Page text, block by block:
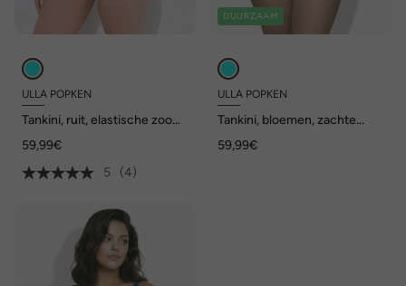
ULLA POPKEN
Tankini, ruit, elastische zoom,
bandjes
59,99€
5
(4)
DUURZAAM
ULLA POPKEN
Tankini, bloemen, zachte
gerecycled
59,99€